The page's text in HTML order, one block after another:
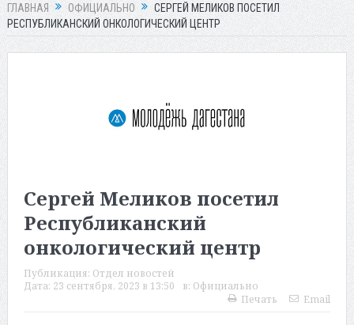
ГЛАВНАЯ ОФИЦИАЛЬНО
СЕРГЕЙ МЕЛИКОВ ПОСЕТИЛ
РЕСПУБЛИКАНСКИЙ ОНКОЛОГИЧЕСКИЙ ЦЕНТР
Сергей Меликов посетил
Республиканский
онкологический центр
Публикация: Отдел новостей
Дата: 23 сентября, 2023 в 13:50 в: Официально
Печать
Email